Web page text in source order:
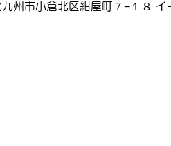
州市小倉北区紺屋町７−１８